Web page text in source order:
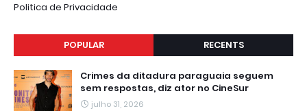
Politica de Privacidade
POPULAR RECENTS
Crimes da ditadura paraguaia seguem
sem respostas, diz ator no CineSur
julho 31, 2026